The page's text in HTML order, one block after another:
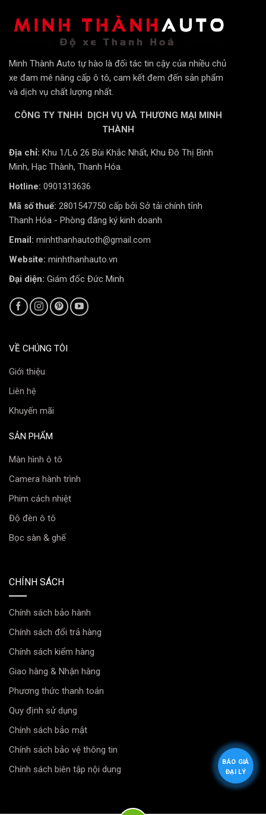
Minh Thành Auto tự hào là đối tác tin cậy của nhiều chủ
xe đam mê nâng cấp ô tô, cam kết đem đến sản phẩm
và dịch vụ chất lượng nhất.
CÔNG TY TNHH DỊCH VỤ VÀ THƯƠNG MẠI MINH
THÀNH
Địa chỉ: Khu 1/Lô 26 Bùi Khắc Nhất, Khu Đô Thị Bình
Minh, Hạc Thành, Thanh Hóa.
Hotline: 0901313636
Mã số thuế: 2801547750 cấp bởi Sở tải chính tỉnh
Thanh Hóa - Phòng đăng ký kinh doanh
Email: minhthanhautoth@gmail.com
Website: minhthanhauto.vn
Đại diện: Giám đốc Đức Minh
VỀ CHÚNG TÔI
Giới thiệu
Liên hệ
Khuyến mãi
SẢN PHẨM
Màn hình ô tô
Camera hành trình
Phim cách nhiệt
Độ đèn ô tô
Bọc sàn & ghế
CHÍNH SÁCH
Chính sách bảo hành
Chính sách đổi trả hàng
Chính sách kiểm hàng
Giao hàng & Nhận hàng
Phương thức thanh toán
Quy định sử dụng
Chính sách bảo mật
Chính sách bảo vệ thông tin
Chính sách biên tập nội dung
BÁO GIÁ
ĐẠI LÝ